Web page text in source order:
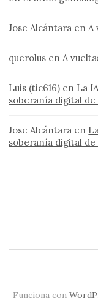
Jose Alcántara enA
querolus enA
Luis (tic616) en La
soberanía digital
Jose Alcántara en
soberanía digital
Funciona con